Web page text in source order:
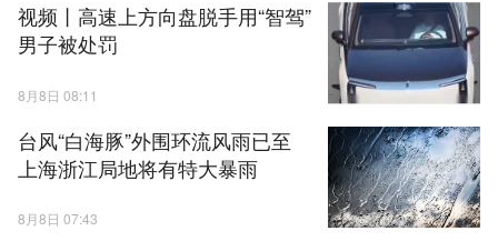
视频丨高速上方向盘脱手用“智驾”
男子被处罚
8月8日 08:11
台风“白海豚”外围环流风雨已至
上海浙江局地将有特大暴雨
8月8日 07:43